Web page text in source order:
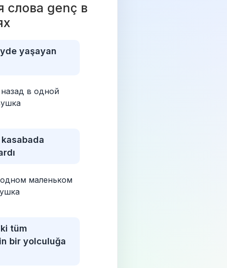
слова genç в
yaşayan
в одной
маленьком
tüm
bir yolculuğa